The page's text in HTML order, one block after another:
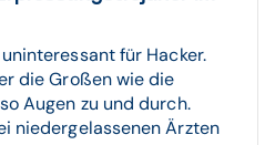
für Hacker.
die Großen wie die
Augen zu und durch.
niedergelassenen Ärzten